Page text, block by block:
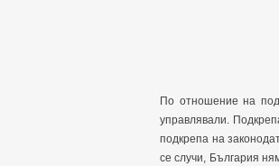
По отношение на
управлявали.
подкрепа на
се случи, България